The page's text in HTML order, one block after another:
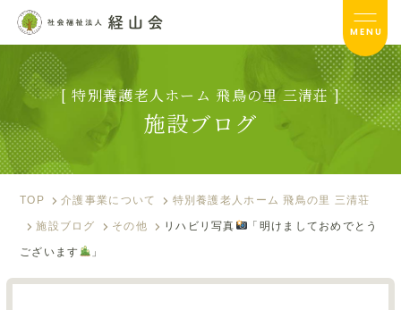
飛鳥の里 三清荘TOP
サービス内容
入居のご案内
施設ブログ
お便り
MENU
[ 特別養護老人ホーム 飛鳥の里 三清荘 ]
施設ブログ
TOP 介護事業について 特別養護老人ホーム 飛鳥の里 三清荘
施設ブログ その他 リハビリ写真 「明けましておめでとう
ございます 」